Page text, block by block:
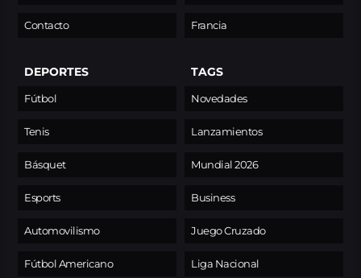
Contacto Francia
DEPORTES
Fútbol
Tenis
Básquet
Esports
Automovilismo
Fútbol Americano
TAGS
Novedades
Lanzamientos
Mundial 2026
Business
Juego Cruzado
Liga Nacional